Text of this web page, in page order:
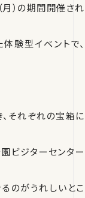
）の期間開催され
験型イベントで、
それぞれの宝箱に
ビジターセンター
のがうれしいとこ